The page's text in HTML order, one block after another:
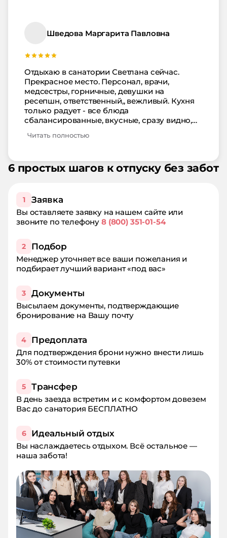
незабываемые впечатления, осталась очень
довольна и обязательно приеду сюда еще
Шведова Маргарита Павловна
Отдыхаю в санатории Светлана сейчас.
Прекрасное место. Персонал, врачи,
медсестры, горничные, девушки на
ресепшн, ответственный,, вежливый. Кухня
только радует - все блюда
сбалансированные, вкусные, сразу видно,
прекрасно, буду возвращаться сама и
Читать полностью
6 простых шагов к отпуску без забот
1 Заявка
Вы оставляете заявку на нашем сайте или
звоните по телефону8 (800) 351-01-54
2 Подбор
Менеджер уточняет все ваши пожелания и
подбирает лучший вариант «под вас»
3 Документы
Высылаем документы, подтверждающие
бронирование на Вашу почту
4 Предоплата
Для подтверждения брони нужно внести лишь
30% от стоимости путевки
5 Трансфер
В день заезда встретим и с комфортом довезем
Вас до санатория БЕСПЛАТНО
6 Идеальный отдых
Вы наслаждаетесь отдыхом. Всё остальное —
наша забота!